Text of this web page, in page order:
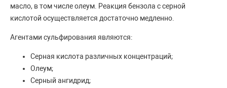
масло, в том числе олеум. Реакция бензола с серной
кислотой осуществляется достаточно медленно.
Агентами сульфирования являются:
Серная кислота различных концентраций;
Олеум;
Серный ангидрид;